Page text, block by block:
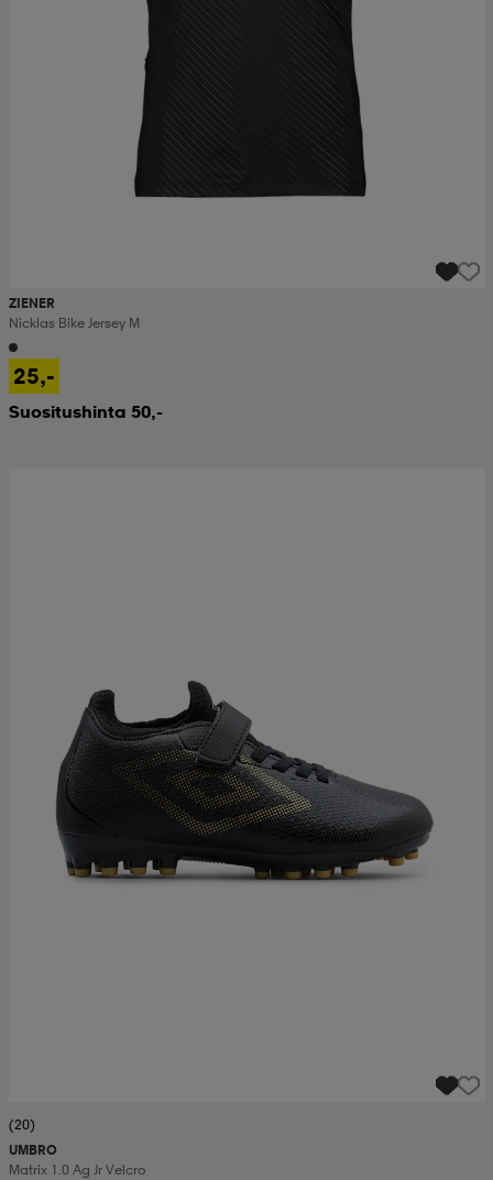
ZIENER
Nicklas Bike Jersey M
25,-
Suositushinta 50,-
(20)
UMBRO
Matrix 1.0 Ag Jr Velcro